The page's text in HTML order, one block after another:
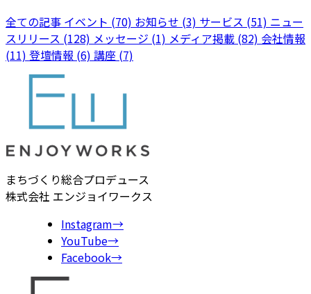
全ての記事 イベント (70) お知らせ (3) サービス (51) ニュー
スリリース (128) メッセージ (1) メディア掲載 (82) 会社情報
(11) 登壇情報 (6) 講座 (7)
まちづくり総合プロデュース
株式会社 エンジョイワークス
Instagram→
YouTube→
Facebook→